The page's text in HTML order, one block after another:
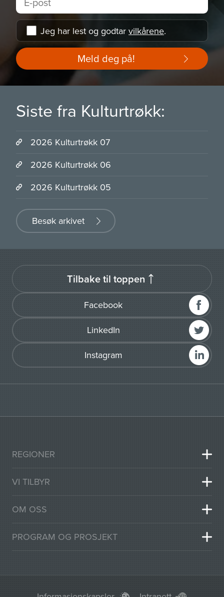
Jeg har lest og godtar vilkårene.
Meld deg på!
Siste fra Kulturtrøkk:
2026 Kulturtrøkk 07
2026 Kulturtrøkk 06
2026 Kulturtrøkk 05
Besøk arkivet
Facebook
LinkedIn
Instagram
Tilbake til toppen
REGIONER
VI TILBYR
OM OSS
PROGRAM OG PROSJEKT